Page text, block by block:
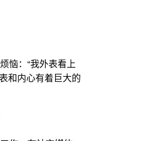
恼：“我外表看上
和内心有着巨大的